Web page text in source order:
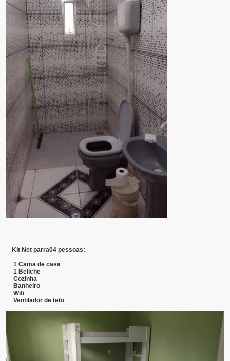
Kit Net parra04 pessoas:
1 Cama de casa
1 Beliche
Cozinha
Banheiro
Wifi
Ventilador de teto